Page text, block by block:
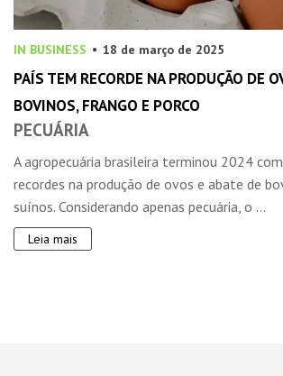
IN BUSINESS 18 de março de 2025
PAÍS TEM RECORDE NA PRODUÇÃO DE
BOVINOS, FRANGO E PORCO
PECUÁRIA
A agropecuária brasileira terminou 2024
recordes na produção de ovos e abate de
suínos. Considerando apenas pecuária, o ...
Leia mais